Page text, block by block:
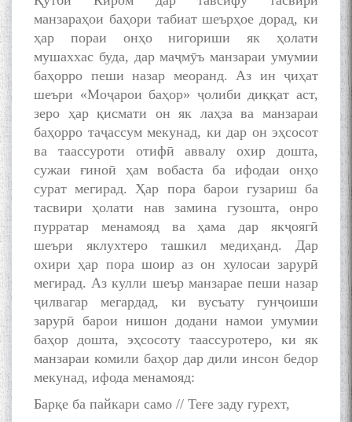
манзараҳои баҳори табиат шеърҳое дорад, ки
ҳар пораи онҳо нигориши як ҳолати
мушаххас буда, дар маҷмӯъ манзараи умумии
баҳорро пеши назар меоранд. Аз ин ҷиҳат
шеъри «Моҷарои баҳор» ҷолиби диққат аст,
зеро ҳар қисмати он як лаҳза ва манзараи
баҳорро таҷассум мекунад, ки дар он эҳсосот
ва таассуроти отифӣ аввалу охир дошта,
сужаи ғиноӣ ҳам вобаста ба ифодаи онҳо
сурат мегирад. Ҳар пора барои гузариш ба
тасвири ҳолати нав замина гузошта, онро
пурратар менамояд ва ҳама дар якҷоягӣ
шеъри яклухтеро ташкил медиҳанд. Дар
охири ҳар пора шоир аз он хулосаи зарурӣ
мегирад. Аз кулли шеър манзарае пеши назар
ҷилвагар мегардад, ки вусъату гунҷоиши
зарурӣ барои нишон додани намои умумии
баҳор дошта, эҳсосоту таассуротеро, ки як
манзараи комили баҳор дар дили инсон бедор
мекунад, ифода менамояд:
Барқе ба пайкари само // Теғе заду гурехт,